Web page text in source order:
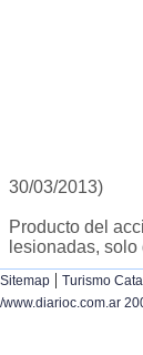
30/03/2013)
Producto del
lesionadas,
Sitemap | Turismo
/www.diarioc.com.ar